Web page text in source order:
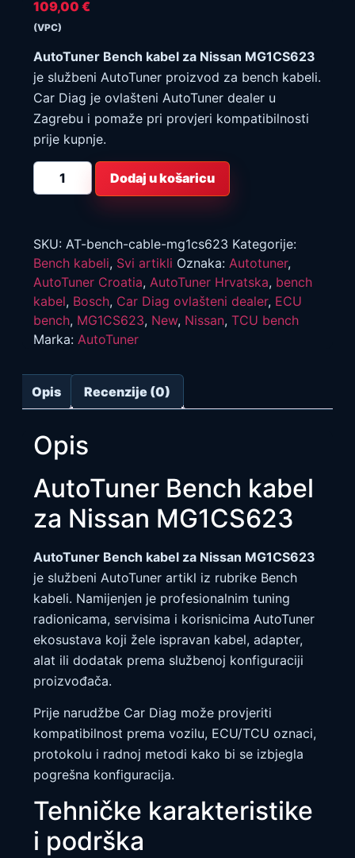
109,00 €
(VPC)
AutoTuner Bench kabel za Nissan MG1CS623
je službeni AutoTuner proizvod za bench kabeli.
Car Diag je ovlašteni AutoTuner dealer u
Zagrebu i pomaže pri provjeri kompatibilnosti
prije kupnje.
AutoTuner
Bench
kabel
količina
Dodaj u košaricu
SKU: AT-bench-cable-mg1cs623 Kategorije:
Bench kabeli, Svi artikli Oznaka: Autotuner,
AutoTuner Croatia, AutoTuner Hrvatska, bench
kabel, Bosch, Car Diag ovlašteni dealer, ECU
bench, MG1CS623, New, Nissan, TCU bench
Marka: AutoTuner
Opis Recenzije (0)
Opis
AutoTuner Bench kabel
za Nissan MG1CS623
AutoTuner Bench kabel za Nissan MG1CS623
je službeni AutoTuner artikl iz rubrike Bench
kabeli. Namijenjen je profesionalnim tuning
radionicama, servisima i korisnicima AutoTuner
ekosustava koji žele ispravan kabel, adapter,
alat ili dodatak prema službenoj konfiguraciji
proizvođača.
Prije narudžbe Car Diag može provjeriti
kompatibilnost prema vozilu, ECU/TCU oznaci,
protokolu i radnoj metodi kako bi se izbjegla
pogrešna konfiguracija.
Tehničke karakteristike
i podrška